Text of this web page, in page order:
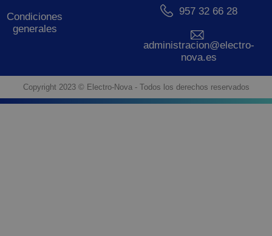
Condiciones
generales
957 32 66 28
administracion@electro-
nova.es
Copyright 2023 © Electro-Nova - Todos los derechos reservados